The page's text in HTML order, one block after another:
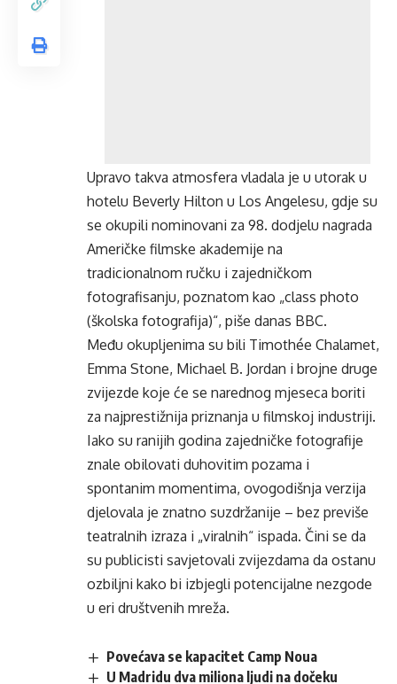
Upravo takva atmosfera vladala je u utorak u
hotelu Beverly Hilton u Los Angelesu, gdje su
se okupili nominovani za 98. dodjelu nagrada
Američke filmske akademije na
tradicionalnom ručku i zajedničkom
fotografisanju, poznatom kao „class photo
(školska fotografija)“, piše danas BBC.
Među okupljenima su bili Timothée Chalamet,
Emma Stone, Michael B. Jordan i brojne druge
zvijezde koje će se narednog mjeseca boriti
za najprestižnija priznanja u filmskoj industriji.
Iako su ranijih godina zajedničke fotografije
znale obilovati duhovitim pozama i
spontanim momentima, ovogodišnja verzija
djelovala je znatno suzdržanije – bez previše
teatralnih izraza i „viralnih“ ispada. Čini se da
su publicisti savjetovali zvijezdama da ostanu
ozbiljni kako bi izbjegli potencijalne nezgode
u eri društvenih mreža.
Povećava se kapacitet Camp Noua
U Madridu dva miliona ljudi na dočeku